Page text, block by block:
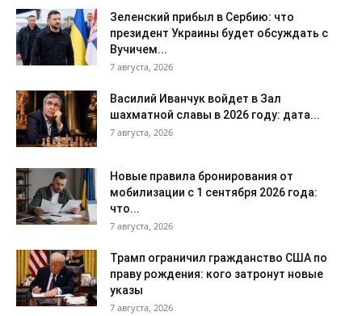
Зеленский прибыл в Сербию: что
президент Украины будет обсуждать с
Вучичем...
7 августа, 2026
Василий Иванчук войдет в Зал
шахматной славы в 2026 году: дата...
7 августа, 2026
Новые правила бронирования от
мобилизации с 1 сентября 2026 года:
что...
7 августа, 2026
Трамп ограничил гражданство США по
праву рождения: кого затронут новые
указы
7 августа, 2026